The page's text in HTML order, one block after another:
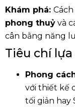
Khám phá:
phong thuỷ và
cân bằng năng
Tiêu chí
Phong
với thiết kế
tối giản hay